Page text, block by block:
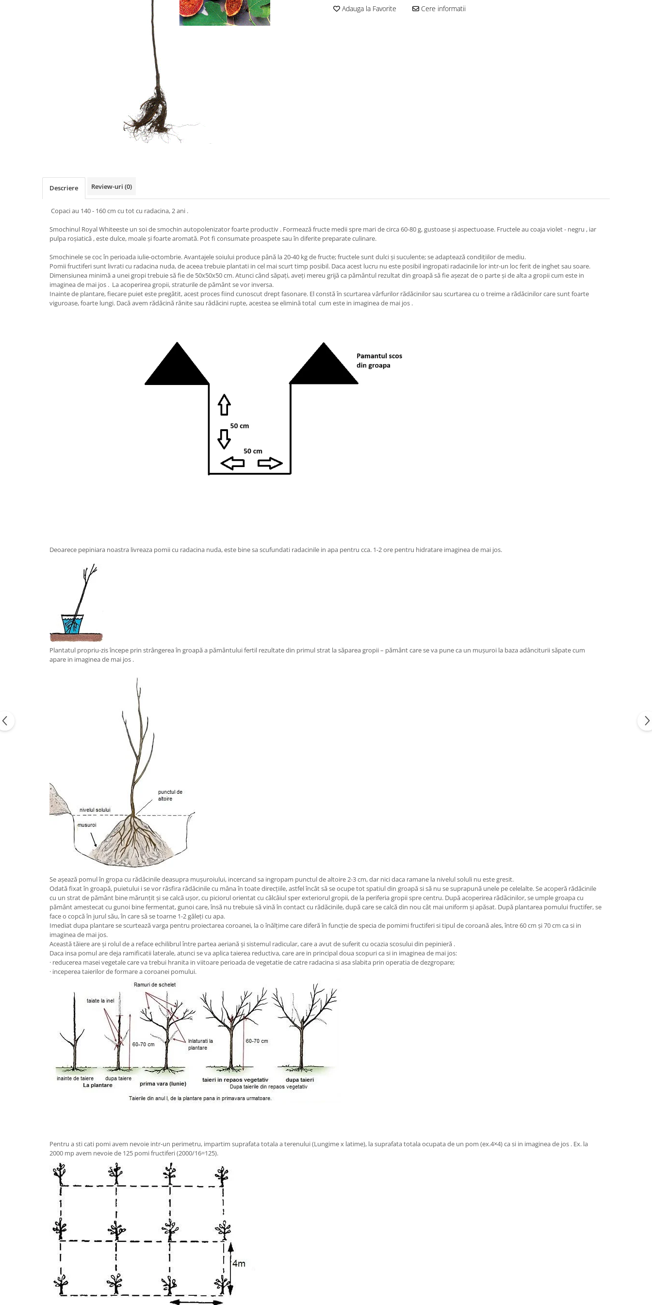
Adauga la Favorite Cere informatii
Descriere Review-uri (0)
Copaci au 140 - 160 cm cu tot cu radacina, 2 ani .
Smochinul Royal Whiteeste un soi de smochin autopolenizator foarte productiv . Formează fructe medii spre mari de circa 60-80 g, gustoase și aspectuoase. Fructele au coaja violet - negru , iar
pulpa roșiatică , este dulce, moale și foarte aromată. Pot fi consumate proaspete sau în diferite preparate culinare.
Smochinele se coc în perioada iulie-octombrie. Avantajele soiului produce până la 20-40 kg de fructe; fructele sunt dulci și suculente; se adaptează condițiilor de mediu.
Pomii fructiferi sunt livrati cu radacina nuda, de aceea trebuie plantati in cel mai scurt timp posibil. Daca acest lucru nu este posibil ingropati radacinile lor intr-un loc ferit de inghet sau soare.
Dimensiunea minimă a unei gropi trebuie să fie de 50x50x50 cm. Atunci când săpați, aveți mereu grijă ca pământul rezultat din groapă să fie așezat de o parte și de alta a gropii cum este in
imaginea de mai jos . La acoperirea gropii, straturile de pământ se vor inversa.
Inainte de plantare, fiecare puiet este pregătit, acest proces fiind cunoscut drept fasonare. El constă în scurtarea vârfurilor rădăcinilor sau scurtarea cu o treime a rădăcinilor care sunt foarte
viguroase, foarte lungi. Dacă avem rădăcină rănite sau rădăcini rupte, acestea se elimină total cum este in imaginea de mai jos .
Deoarece pepiniara noastra livreaza pomii cu radacina nuda, este bine sa scufundati radacinile in apa pentru cca. 1-2 ore pentru hidratare imaginea de mai jos.
Plantatul propriu-zis începe prin strângerea în groapă a pământului fertil rezultate din primul strat la săparea gropii – pământ care se va pune ca un mușuroi la baza adânciturii săpate cum
apare in imaginea de mai jos .
Se așează pomul în gropa cu rădăcinile deasupra mușuroiului, incercand sa ingropam punctul de altoire 2-3 cm, dar nici daca ramane la nivelul soluli nu este gresit.
Odată fixat în groapă, puietului i se vor răsfira rădăcinile cu mâna în toate direcțiile, astfel încât să se ocupe tot spatiul din groapă si să nu se suprapună unele pe celelalte. Se acoperă rădăcinile
cu un strat de pământ bine mărunțit și se calcă ușor, cu piciorul orientat cu călcâiul sper exteriorul gropii, de la periferia gropii spre centru. După acoperirea rădăcinilor, se umple groapa cu
pământ amestecat cu gunoi bine fermentat, gunoi care, însă nu trebuie să vină în contact cu rădăcinile, după care se calcă din nou cât mai uniform și apăsat. După plantarea pomului fructifer, se
face o copcă în jurul său, în care să se toarne 1-2 găleți cu apa.
Imediat dupa plantare se scurtează varga pentru proiectarea coroanei, la o înălțime care diferă în funcție de specia de pomimi fructiferi si tipul de coroană ales, între 60 cm și 70 cm ca si in
imaginea de mai jos.
Această tăiere are și rolul de a reface echilibrul între partea aeriană și sistemul radicular, care a avut de suferit cu ocazia scosului din pepinieră .
Daca insa pomul are deja ramificatii laterale, atunci se va aplica taierea reductiva, care are in principal doua scopuri ca si in imaginea de mai jos:
· reducerea masei vegetale care va trebui hranita in viitoare perioada de vegetatie de catre radacina si asa slabita prin operatia de dezgropare;
· inceperea taierilor de formare a coroanei pomului.
Pentru a sti cati pomi avem nevoie intr-un perimetru, impartim suprafata totala a terenului (Lungime x latime), la suprafata totala ocupata de un pom (ex.4×4) ca si in imaginea de jos . Ex. la
2000 mp avem nevoie de 125 pomi fructiferi (2000/16=125).